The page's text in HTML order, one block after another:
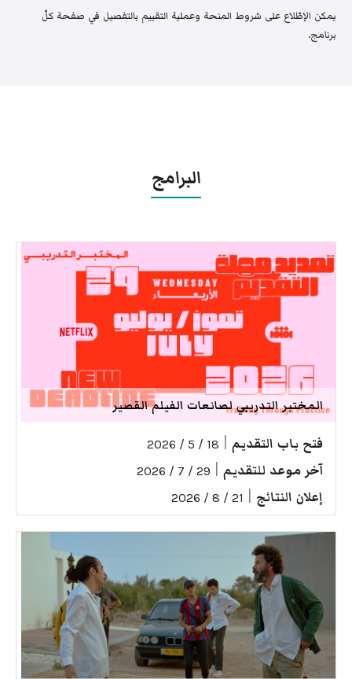
يمكن الإطّلاع على شروط المنحة وعملية التقييم بالتفصيل في صفحة كلّ
برنامج.
البرامج
المختبر التدريبي لصانعات الفيلم القصير
فتح باب التقديم 18 / 5 / 2026
آخر موعد للتقديم 29 / 7 / 2026
إعلان النتائج 21 / 8 / 2026